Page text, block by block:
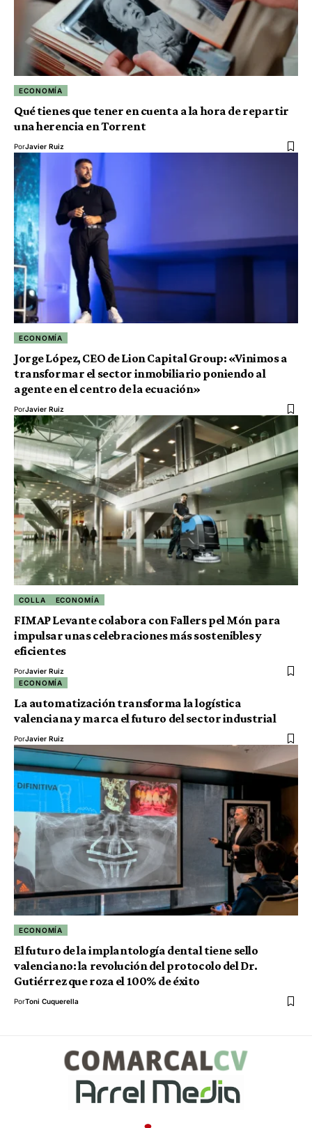
ECONOMÍA
Qué tienes que tener en cuenta a la hora de repartir
una herencia en Torrent
PorJavier Ruiz
ECONOMÍA
Jorge López, CEO de Lion Capital Group: «Vinimos a
transformar el sector inmobiliario poniendo al
agente en el centro de la ecuación»
PorJavier Ruiz
COLLA ECONOMÍA
FIMAP Levante colabora con Fallers pel Món para
impulsar unas celebraciones más sostenibles y
eficientes
PorJavier Ruiz
ECONOMÍA
La automatización transforma la logística
valenciana y marca el futuro del sector industrial
PorJavier Ruiz
ECONOMÍA
El futuro de la implantología dental tiene sello
valenciano: la revolución del protocolo del Dr.
Gutiérrez que roza el 100% de éxito
PorToni Cuquerella